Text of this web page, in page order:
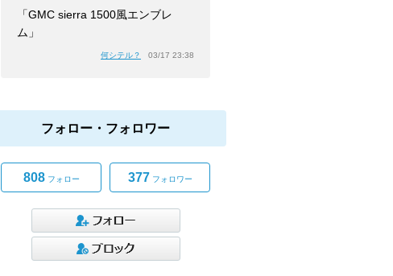
「GMC sierra 1500風エンブレ
ム」
何シテル？ 03/17 23:38
フォロー・フォロワー
808フォロー 377 フォロワー